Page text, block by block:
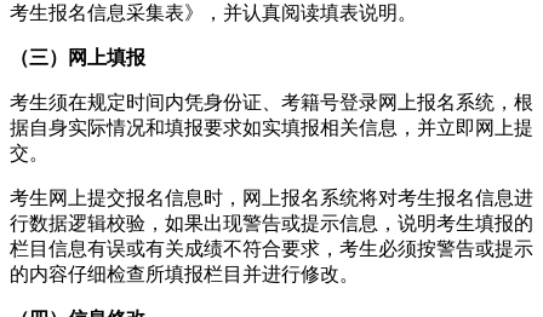
考生报名信息采集表》，并认真阅读填表说明。
（三）网上填报
考生须在规定时间内凭身份证、考籍号登录网上报名系统，根
据自身实际情况和填报要求如实填报相关信息，并立即网上提
交。
考生网上提交报名信息时，网上报名系统将对考生报名信息进
行数据逻辑校验，如果出现警告或提示信息，说明考生填报的
栏目信息有误或有关成绩不符合要求，考生必须按警告或提示
的内容仔细检查所填报栏目并进行修改。